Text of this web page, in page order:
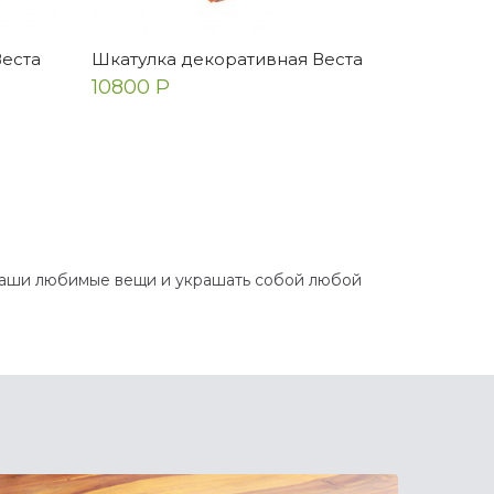
Шкатулка декоративная Веста
10800 Р
любимые вещи и украшать собой любой